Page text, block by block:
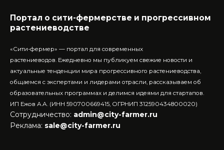
Портал о сити-фермерстве и прогрессивном
растениеводстве
«Сити-фермер» — портал для современных
растениеводов. Ежедневно мы публикуем свежие новости и
актуальные тенденции мира прогрессивного растениеводства,
общаемся с экспертами и лидерами отрасли, рассказываем об
образовательных программах и делимся идеями для стартапов.
ИП Ежов А.А. (ИНН 590700669415, ОГРНИП 312590434800020)
Сотрудничество: admin@city-farmer.ru
Реклама: sale@city-farmer.ru